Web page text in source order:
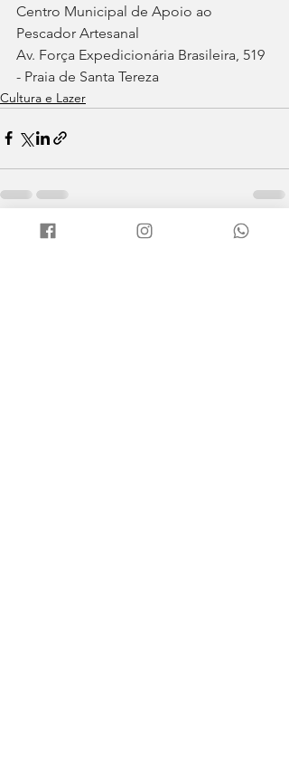
Centro Municipal de Apoio ao
Pescador Artesanal
Av. Força Expedicionária Brasileira, 519
- Praia de Santa Tereza
Cultura e Lazer
Posts recentes Ver tudo